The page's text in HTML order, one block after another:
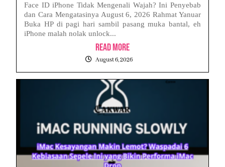
Face ID iPhone Tidak Mengenali Wajah? Ini Penyebab
dan Cara Mengatasinya August 6, 2026 Rahmat Yanuar
Buka HP di pagi hari sambil pasang muka bantal, eh
iPhone malah nolak unlock...
Read More
August 6, 2026